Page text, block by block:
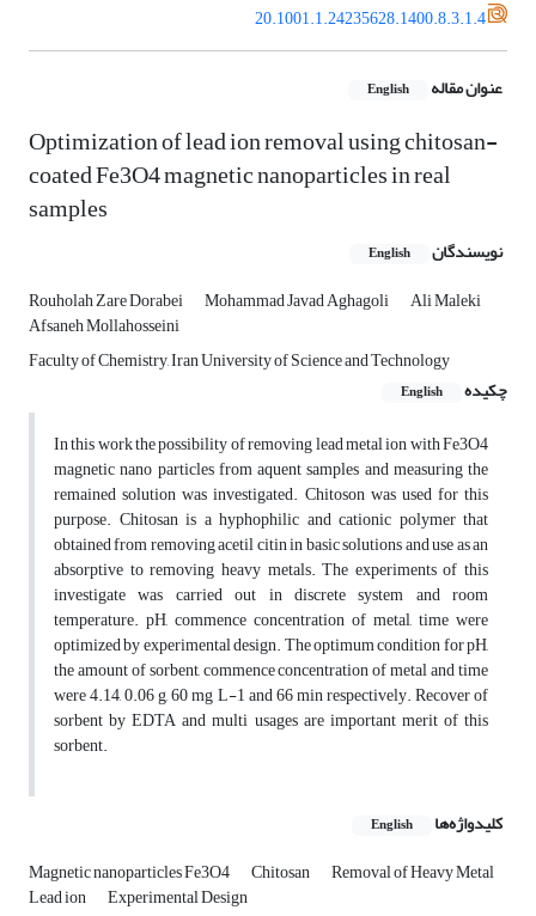
20.1001.1.24235628.1400.8.3.1.4
عنوان مقاله English
Optimization of lead ion removal using chitosan-
coated Fe3O4 magnetic nanoparticles in real
samples
نویسندگان English
Rouholah Zare Dorabei Mohammad Javad Aghagoli Ali Maleki
Afsaneh Mollahosseini
Faculty of Chemistry, Iran University of Science and Technology
چکیده
English
In this work the possibility of removing lead metal ion with Fe3O4
magnetic nano particles from aquent samples and measuring the
remained solution was investigated. Chitoson was used for this
purpose. Chitosan is a hyphophilic and cationic polymer that
obtained from removing acetil citin in basic solutions and use as an
absorptive to removing heavy metals. The experiments of this
investigate was carried out in discrete system and room
temperature. pH, commence concentration of metal, time were
optimized by experimental design. The optimum condition for pH,
the amount of sorbent, commence concentration of metal and time
were 4.14, 0.06 g, 60 mg L-1 and 66 min respectively. Recover of
sorbent by EDTA and multi usages are important merit of this
sorbent.
کلیدواژه‌ها English
Magnetic nanoparticles Fe3O4 Chitosan Removal of Heavy Metal
Lead ion Experimental Design